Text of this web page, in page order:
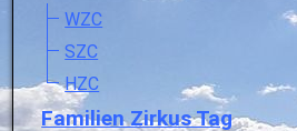
WZC
SZC
HZC
Familien Zirkus Tag